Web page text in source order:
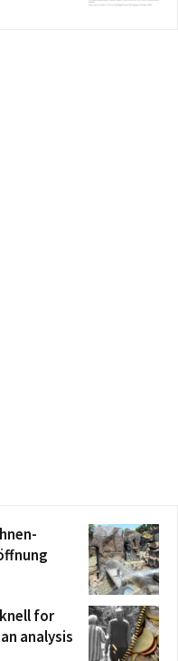
for
analysis